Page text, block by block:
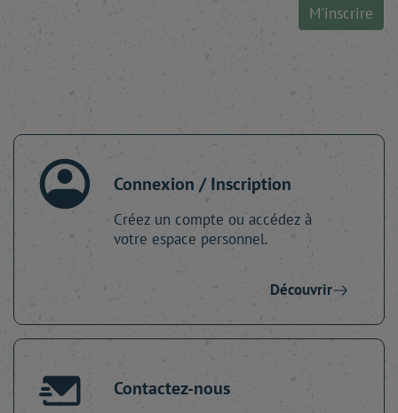
M'inscrire
Connexion / Inscription
Créez un compte ou accédez à
votre espace personnel.
Découvrir
Contactez-nous